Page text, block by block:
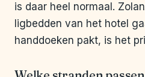
is daar heel normaal.
ligbedden van het hotel
handdoeken pakt, is het